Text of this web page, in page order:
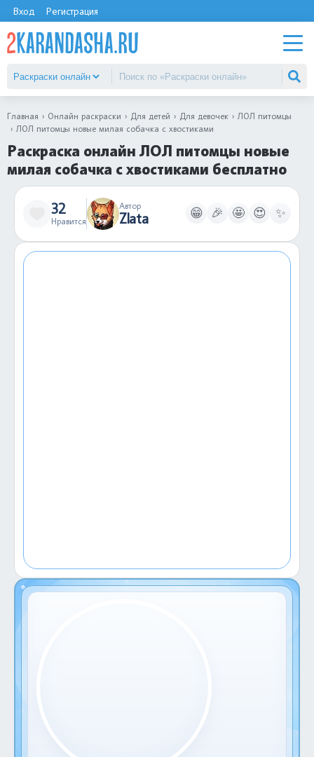
Вход Регистрация
Главная Онлайн раскраски Для детей Для девочек
ЛОЛ питомцы
ЛОЛ питомцы новые милая собачка с хвостиками
Раскраска онлайн ЛОЛ питомцы новые
милая собачка с хвостиками бесплатно
32
Нравится
Автор
Zlata 😁 🎉 🤩 😍 ✨